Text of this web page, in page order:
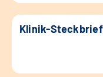
Klinik-Steckbrief